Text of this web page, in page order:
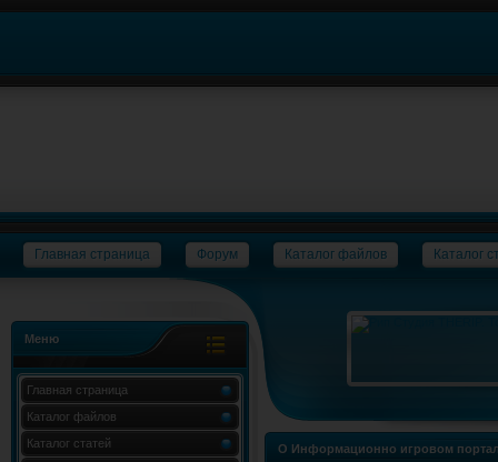
Главная страница Форум Каталог файлов Каталог
Меню
Главная страница
Каталог файлов
Каталог статей
О Информационно игровом